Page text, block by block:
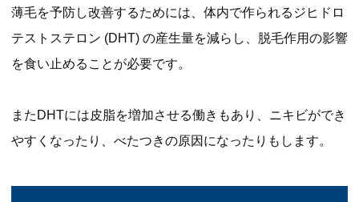
薄毛を予防し改善するためには、体内で作られるジヒドロ
テストステロン (DHT) の産生量を減らし、脱毛作用の影響
を食い止めることが必要です。
またDHTには皮脂を増加させる働きもあり、ニキビができ
やすくなったり、べたつきの原因になったりもします。